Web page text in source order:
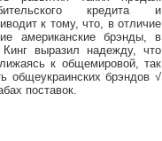
кредита и
к тому, что, в отличие
американские брэнды, в
выразил надежду, что
к общемировой, так
общеукраинских брэндов √
поставок.